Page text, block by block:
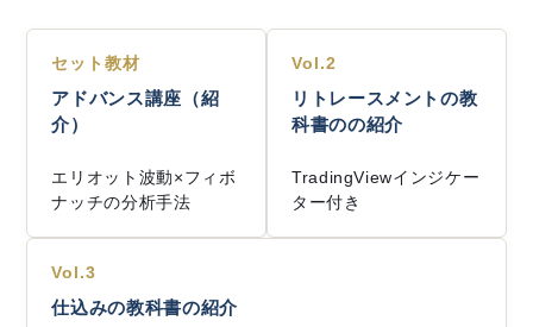
セット教材
アドバンス講座（紹
介）
エリオット波動×フィボ
ナッチの分析手法
Vol.2
リトレースメントの教
科書のの紹介
TradingViewインジケー
ター付き
Vol.3
仕込みの教科書の紹介